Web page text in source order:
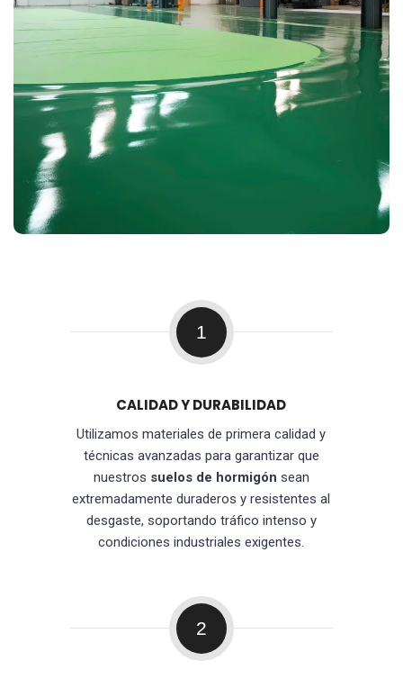
1
CALIDAD Y DURABILIDAD
Utilizamos materiales de primera calidad y
técnicas avanzadas para garantizar que
nuestros suelos de hormigón sean
extremadamente duraderos y resistentes al
desgaste, soportando tráfico intenso y
condiciones industriales exigentes.
2